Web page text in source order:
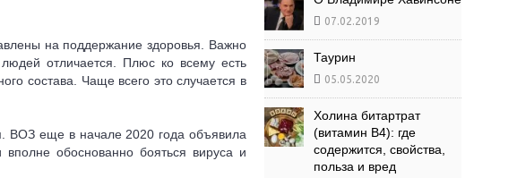
07.02.2019
Таурин
05.05.2020
Холина битартрат
(витамин B4): где
содержится, свойства,
польза и вред
на поддержание здоровья. Важно
отличается. Плюс ко всему есть
состава. Чаще всего это случается в
ВОЗ еще в начале 2020 года объявила
обоснованно бояться вируса и